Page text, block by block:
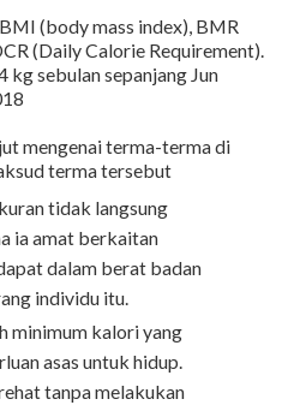
(body mass index), BMR
(Daily Calorie Requirement).
kg sebulan sepanjang Jun
mengenai terma-terma di
terma tersebut
tidak langsung
ia amat berkaitan
dalam berat badan
individu itu.
minimum kalori yang
asas untuk hidup.
tanpa melakukan